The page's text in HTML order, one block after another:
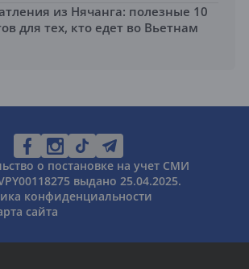
из Нячанга: полезные 10
для тех, кто едет во Вьетнам
о постановке на учет СМИ
выдано 25.04.2025.
конфиденциальности
сайта